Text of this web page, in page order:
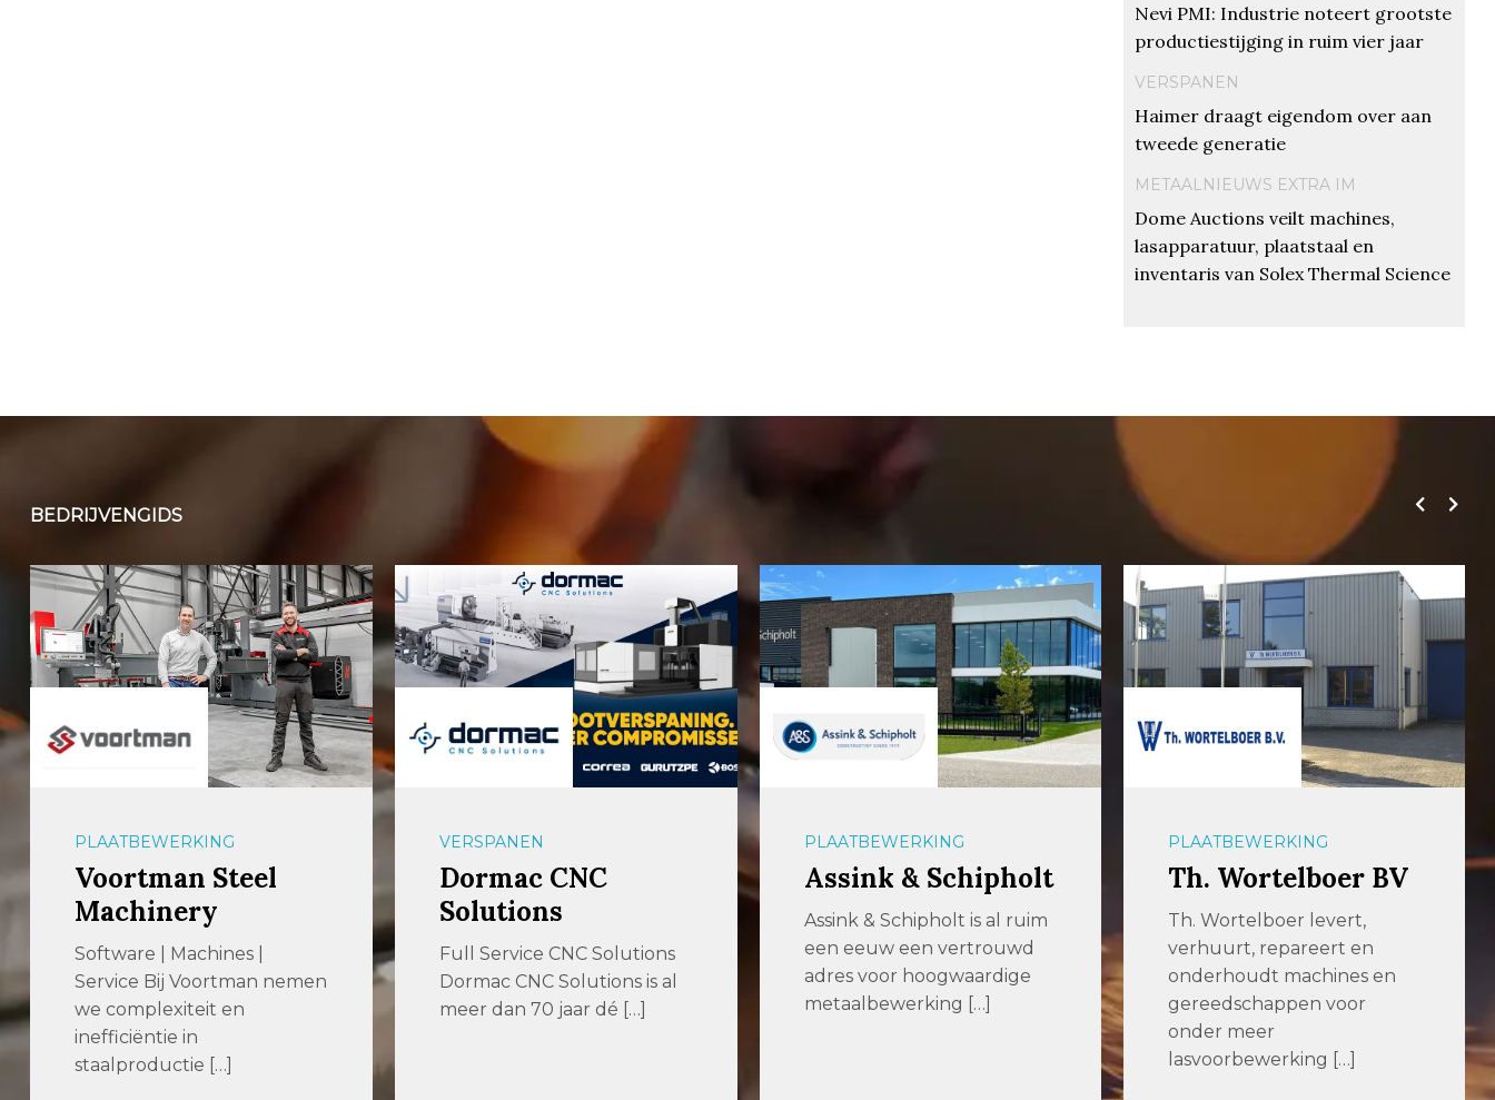
Nevi PMI: Industrie noteert grootste
productiestijging in ruim vier jaar
VERSPANEN
Haimer draagt eigendom over aan
tweede generatie
METAALNIEUWS EXTRA IM
Dome Auctions veilt machines,
lasapparatuur, plaatstaal en
inventaris van Solex Thermal Science
BEDRIJVENGIDS
PLAATBEWERKING
Voortman Steel
Machinery
Software | Machines |
Service Bij Voortman nemen
we complexiteit en
inefficiëntie in
staalproductie […]
VERSPANEN
Dormac CNC
Solutions
Full Service CNC Solutions
Dormac CNC Solutions is al
meer dan 70 jaar dé […]
PLAATBEWERKING
Assink & Schipholt
Assink & Schipholt is al ruim
een eeuw een vertrouwd
adres voor hoogwaardige
metaalbewerking […]
PLAATBEWERKING
Th. Wortelboer BV
Th. Wortelboer levert,
verhuurt, repareert en
onderhoudt machines en
gereedschappen voor
onder meer
lasvoorbewerking […]